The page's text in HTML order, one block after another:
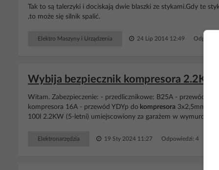
Tak to są talerzyki i dociskają dwie blaszki ze stykami.Gdy te
,to może się silnik spalić.
Elektro Maszyny i Urządzenia 24 Lip 2014 12:49
Wybija bezpiecznik kompresora 2.2KW
Witam. Zabezpieczenie: - przedlicznikowe: B25A - przewód
kompresora 16A - przewód YDYp do kompresora 3x2,5mm2
100l 2.2KW (5-letni) umiejscowiony za garażem w
Elektronarzędzia 19 Sty 2024 11:27 Odpowiedzi: 4